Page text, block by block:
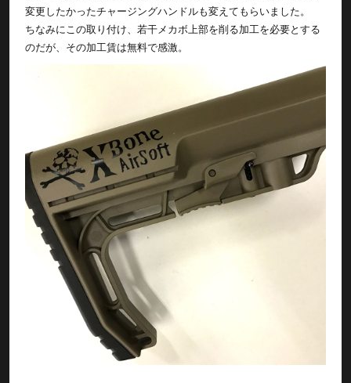
変更したかったチャージングハンドルも変えてもらいました。
ちなみにこの取り付け、若干メカボ上部を削る加工を必要とする
のだが、その加工賃は無料で感激。